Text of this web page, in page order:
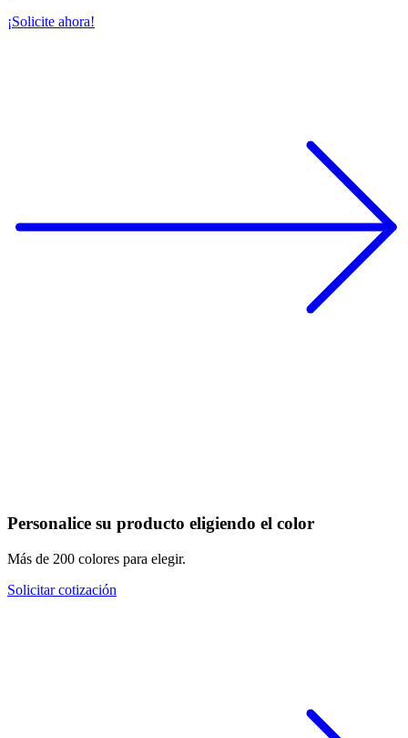
¡Solicite ahora!
Personalice su producto eligiendo el color
Más de 200 colores para elegir.
Solicitar cotización